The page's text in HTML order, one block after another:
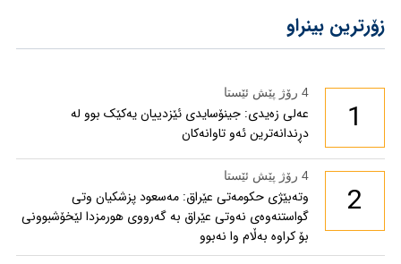
زۆرترین بینراو
1
4 رۆژ پێش ئێستا
عەلی زەیدی: جینۆسایدی ئێزدییان یەکێک بوو لە
دڕندانەترین ئەو تاوانەکان
2
4 رۆژ پێش ئێستا
وتەبێژی حکومەتی عێراق: مەسعود پزشكیان وتی
گواستنەوەی نەوتی عێراق بە گەرووی هورمزدا لێخۆشبوونی
بۆ كراوە بەڵام وا نەبوو